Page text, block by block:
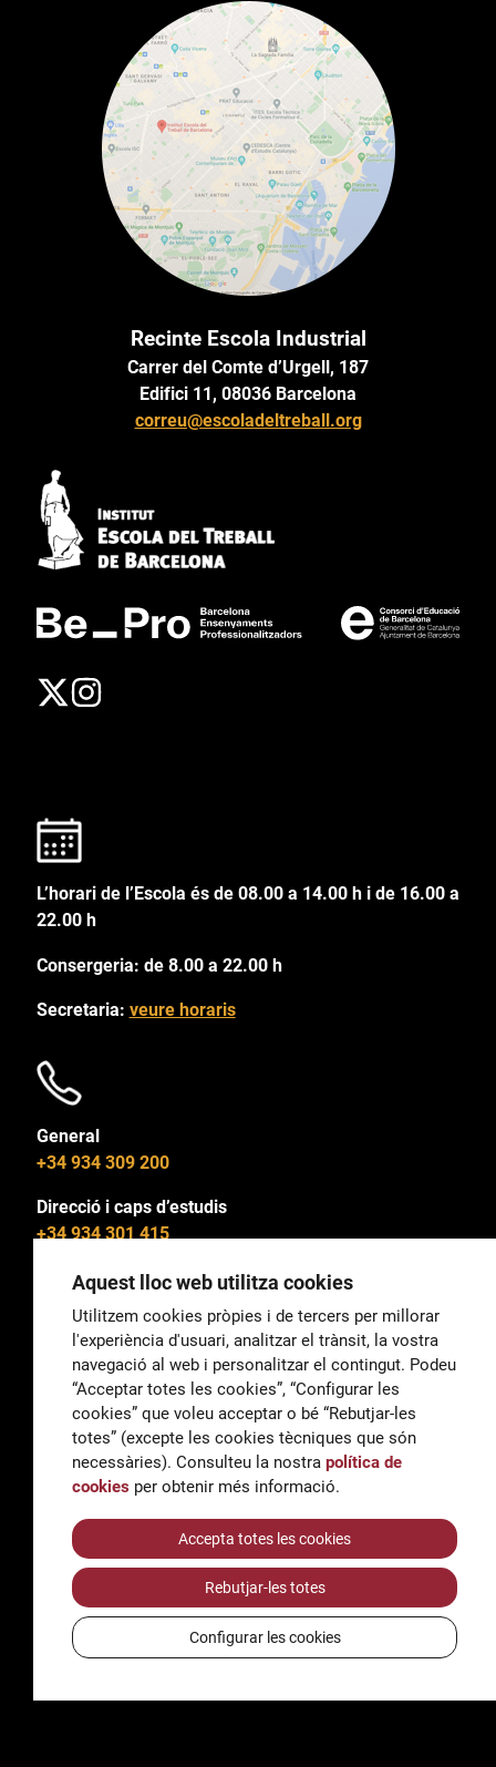
Recinte Escola Industrial
Carrer del Comte d’Urgell, 187
Edifici 11, 08036 Barcelona
correu@escoladeltreball.org
L’horari de l’Escola és de 08.00 a 14.00 h i de 16.00 a
22.00 h
Consergeria: de 8.00 a 22.00 h
Secretaria: veure horaris
General
+34 934 309 200
Direcció i caps d’estudis
+34 934 301 415
General
correu@escoladeltreball.org
Informació
informacio@escoladeltreball.org
Tràmits de secretaria
AccessibilitatAvís legal i Política de Privacitat
Política de cookies
Crèdits
Aquest lloc web utilitza cookies
Utilitzem cookies pròpies i de tercers per millorar
l'experiència d'usuari, analitzar el trànsit, la vostra
navegació al web i personalitzar el contingut. Podeu
“Acceptar totes les cookies”, “Configurar les
cookies” que voleu acceptar o bé “Rebutjar-les
totes” (excepte les cookies tècniques que són
necessàries). Consulteu la nostra política de
cookies per obtenir més informació.
Accepta totes les cookies
Rebutjar-les totes
Configurar les cookies